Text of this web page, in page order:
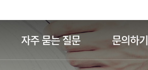
자주 묻는 질문 문의하기